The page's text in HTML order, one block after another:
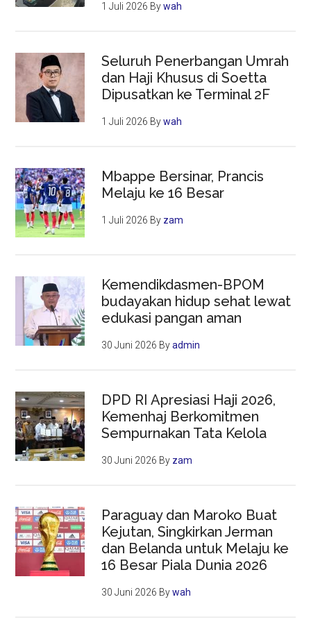
1 Juli 2026 Bywah
Seluruh Penerbangan Umrah
dan Haji Khusus di Soetta
Dipusatkan ke Terminal 2F
1 Juli 2026 Bywah
Mbappe Bersinar, Prancis
Melaju ke 16 Besar
1 Juli 2026 By zam
Kemendikdasmen-BPOM
budayakan hidup sehat lewat
edukasi pangan aman
30 Juni 2026 Byadmin
DPD RI Apresiasi Haji 2026,
Kemenhaj Berkomitmen
Sempurnakan Tata Kelola
30 Juni 2026 By zam
Paraguay dan Maroko Buat
Kejutan, Singkirkan Jerman
dan Belanda untuk Melaju ke
16 Besar Piala Dunia 2026
30 Juni 2026 Bywah